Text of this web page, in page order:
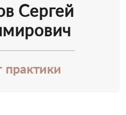
Сергей
практики